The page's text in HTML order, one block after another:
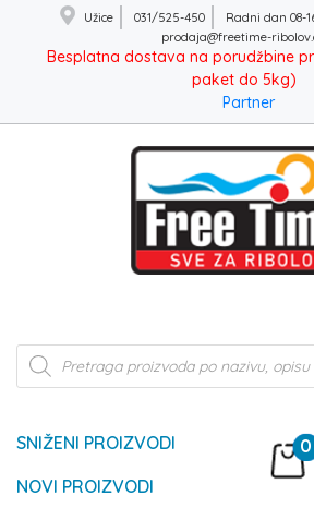
Užice 031/525-450
Radni dan 08-
prodaja@freetime-
Besplatna dostava na porudžbine
paket do 5kg)
Partner
Products
search
SNIŽENI PROIZVODI
NOVI PROIZVODI
0